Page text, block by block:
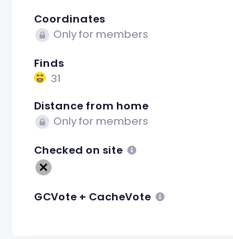
Coordinates
Only for members
Finds
31
Distance from home
Only for members
Checked on site
GCVote + CacheVote